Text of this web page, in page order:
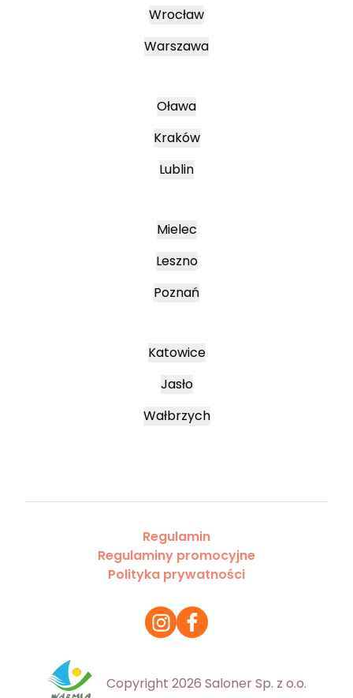
Wrocław
Warszawa
Oława
Kraków
Lublin
Mielec
Leszno
Poznań
Katowice
Jasło
Wałbrzych
Regulamin
Regulaminy promocyjne
Polityka prywatności
Copyright 2026 Saloner Sp. z o.o.